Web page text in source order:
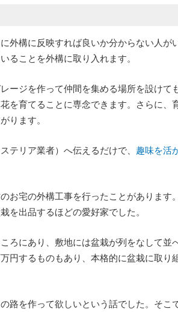
外構に反映すれば良いか分からない人が
ることを外構に取り入れます。
ージを作って仲間を集める場所を設けて
を育てることに専念できます。さらに、
ります。
テリア業者）へ伝えるだけで、 趣味を活
お宅の外構工事を行ったことがあります
を出品するほどの愛好家でした。
ろにあり、敷地には盆栽が列をなして並
円するものもあり、本格的に盆栽に取り
路を作って欲しいという話でした。そこ